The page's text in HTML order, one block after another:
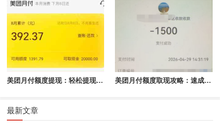
美团月付额度提现：轻松提现，省心又省力 美团月付额度取现攻略：速成指南助你轻松提现
最新文章